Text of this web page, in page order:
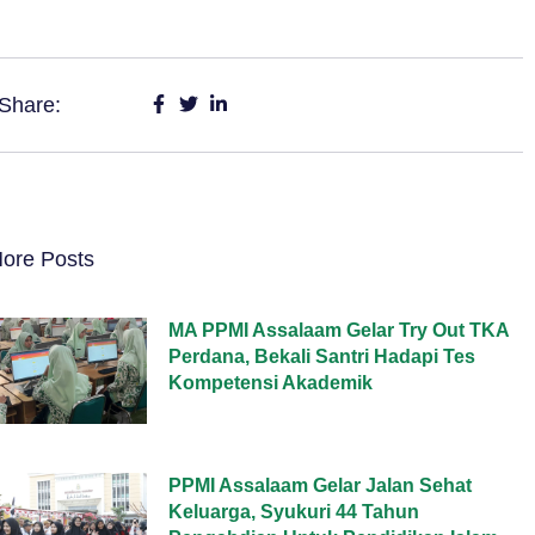
Posts
MA PPMI Assalaam Gelar Try Out TKA
Perdana, Bekali Santri Hadapi Tes
Kompetensi Akademik
PPMI Assalaam Gelar Jalan Sehat
Keluarga, Syukuri 44 Tahun